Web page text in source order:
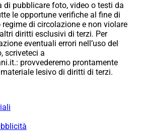
pubblicare foto, video o testi da
le opportune verifiche al fine di
di circolazione e non violare
diritti esclusivi di terzi. Per
eventuali errori nell’uso del
scriveteci a
provvederemo prontamente
lesivo di diritti di terzi.